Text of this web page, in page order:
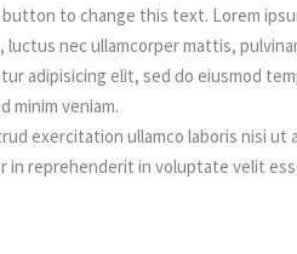
to change this text. Lorem
luctus nec ullamcorper mattis,
adipisicing elit, sed do eiusmod
minim veniam.
exercitation ullamco laboris nisi ut
in reprehenderit in voluptate velit